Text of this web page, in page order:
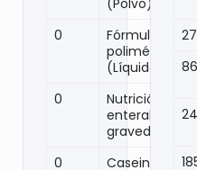
0
Fórmula
polimérica
(Líquida)
0
Nutrición
enteral por
gravedad
0
Caseinato de